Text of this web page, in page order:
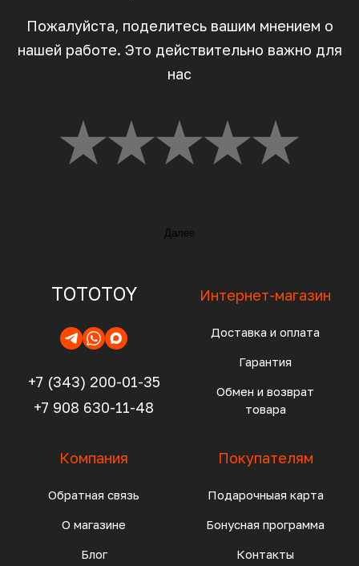
Пожалуйста, поделитесь вашим мнением о
нашей работе. Это действительно важно для
нас
Далее
TOTOTOY
+7 (343) 200-01-35
+7 908 630-11-48
Интернет-магазин
Доставка и оплата
Гарантия
Обмен и возврат
товара
Компания
Обратная связь
О магазине
Блог
Покупателям
Подарочныая карта
Бонусная программа
Контакты